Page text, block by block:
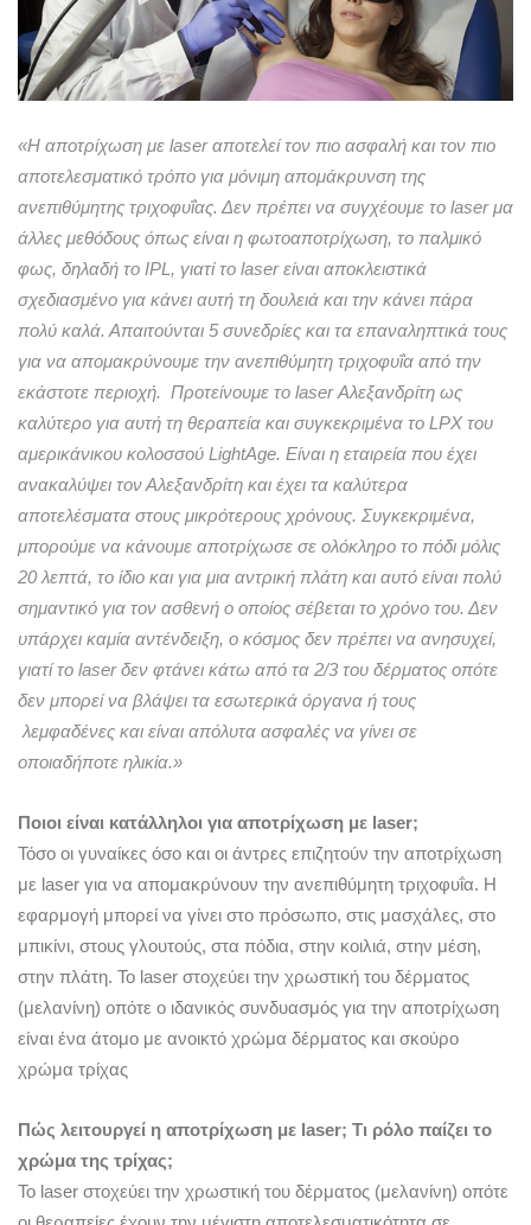
«Η αποτρίχωση με laser αποτελεί τον πιο ασφαλή και τον πιο
αποτελεσματικό τρόπο για μόνιμη απομάκρυνση της
ανεπιθύμητης τριχοφυΐας. Δεν πρέπει να συγχέουμε το laser μα
άλλες μεθόδους όπως είναι η φωτοαποτρίχωση, το παλμικό
φως, δηλαδή το IPL, γιατί το laser είναι αποκλειστικά
σχεδιασμένο για κάνει αυτή τη δουλειά και την κάνει πάρα
πολύ καλά. Απαιτούνται 5 συνεδρίες και τα επαναληπτικά τους
για να απομακρύνουμε την ανεπιθύμητη τριχοφυΐα από την
εκάστοτε περιοχή. Προτείνουμε το laser Αλεξανδρίτη ως
καλύτερο για αυτή τη θεραπεία και συγκεκριμένα το LPX του
αμερικάνικου κολοσσού LightAge. Είναι η εταιρεία που έχει
ανακαλύψει τον Αλεξανδρίτη και έχει τα καλύτερα
αποτελέσματα στους μικρότερους χρόνους. Συγκεκριμένα,
μπορούμε να κάνουμε αποτρίχωσε σε ολόκληρο το πόδι μόλις
20 λεπτά, το ίδιο και για μια αντρική πλάτη και αυτό είναι πολύ
σημαντικό για τον ασθενή ο οποίος σέβεται το χρόνο του. Δεν
υπάρχει καμία αντένδειξη, ο κόσμος δεν πρέπει να ανησυχεί,
γιατί το laser δεν φτάνει κάτω από τα 2/3 του δέρματος οπότε
δεν μπορεί να βλάψει τα εσωτερικά όργανα ή τους
λεμφαδένες και είναι απόλυτα ασφαλές να γίνει σε
οποιαδήποτε ηλικία.»
Ποιοι είναι κατάλληλοι για αποτρίχωση με laser;
Τόσο οι γυναίκες όσο και οι άντρες επιζητούν την αποτρίχωση
με laser για να απομακρύνουν την ανεπιθύμητη τριχοφυΐα. Η
εφαρμογή μπορεί να γίνει στο πρόσωπο, στις μασχάλες, στο
μπικίνι, στους γλουτούς, στα πόδια, στην κοιλιά, στην μέση,
στην πλάτη. Το laser στοχεύει την χρωστική του δέρματος
(μελανίνη) οπότε ο ιδανικός συνδυασμός για την αποτρίχωση
είναι ένα άτομο με ανοικτό χρώμα δέρματος και σκούρο
χρώμα τρίχας
Πώς λειτουργεί η αποτρίχωση με laser; Τι ρόλο παίζει το
χρώμα της τρίχας;
Το laser στοχεύει την χρωστική του δέρματος (μελανίνη) οπότε